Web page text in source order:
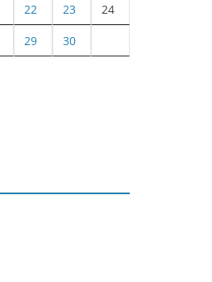
22 23 24
29 30